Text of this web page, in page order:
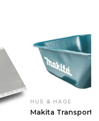
HUS & HAGE